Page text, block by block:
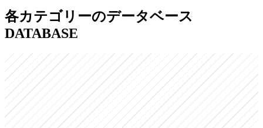
各カテゴリーのデータベース
DATABASE